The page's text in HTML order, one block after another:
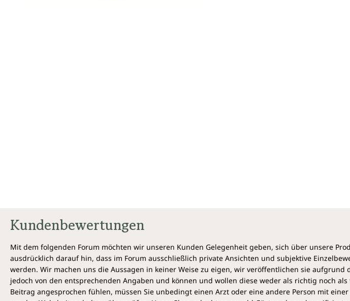
Jedem Mittelbild stellt er ein
Informationen voran. Dazu
zu denen die Droge passt,
Drogenmittel können
zugeordnet werden, die
Kundenbewertungen
Mit dem folgenden Forum möchten wir unseren Kunden Gelegenheit geben, sich über unsere
ausdrücklich darauf hin, dass im Forum ausschließlich private Ansichten und subjektive
werden. Wir machen uns die Aussagen in keiner Weise zu eigen, wir veröffentlichen sie
jedoch von den entsprechenden Angaben und können und wollen diese weder als richtig noch
Beitrag angesprochen fühlen, müssen Sie unbedingt einen Arzt oder eine andere Person mit